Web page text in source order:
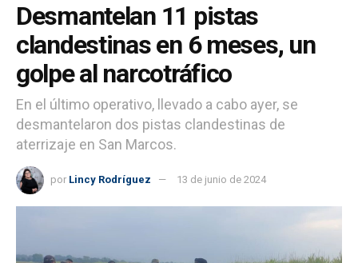
Desmantelan 11 pistas
clandestinas en 6 meses, un
golpe al narcotráfico
En el último operativo, llevado a cabo ayer, se
desmantelaron dos pistas clandestinas de
aterrizaje en San Marcos.
por Lincy Rodríguez 13 de junio de 2024